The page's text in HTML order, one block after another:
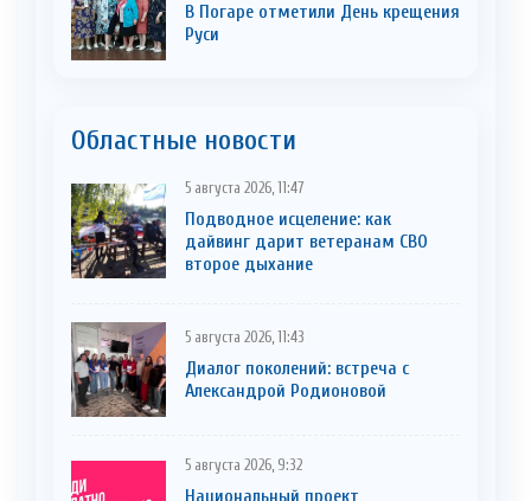
В Погаре отметили День крещения
Руси
Областные новости
5 августа 2026, 11:47
Подводное исцеление: как
дайвинг дарит ветеранам СВО
второе дыхание
5 августа 2026, 11:43
Диалог поколений: встреча с
Александрой Родионовой
5 августа 2026, 9:32
Национальный проект